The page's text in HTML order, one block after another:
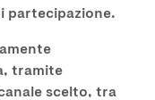
partecipazione.
tramite
scelto, tra